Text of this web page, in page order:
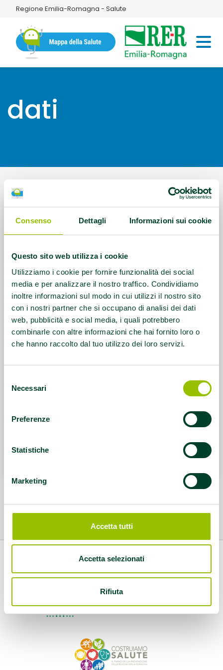
Consenso Dettagli Informazioni sui cookie
Questo sito web utilizza i cookie
Utilizziamo i cookie per fornire funzionalità dei social
media e per analizzare il nostro traffico. Condividiamo
inoltre informazioni sul modo in cui utilizzi il nostro sito
con i nostri partner che si occupano di analisi dei dati
web, pubblicità e social media, i quali potrebbero
combinarle con altre informazioni che hai fornito loro o
che hanno raccolto dal tuo utilizzo dei loro servizi.
delNecessari
Preferenze
Statistiche
Marketing
Accetta tutti
Accetta selezionati
Rifiuta
Regione Emilia-Romagna - Salute
dati
Settimana nazionale della celiachia:
informare, prevenire, tutelare
Secondo i dati più recenti, in Emilia-Romagna nel
celiachia, esattamente un 5,83% in più rispetto
all’anno precedente.
Leggi di più